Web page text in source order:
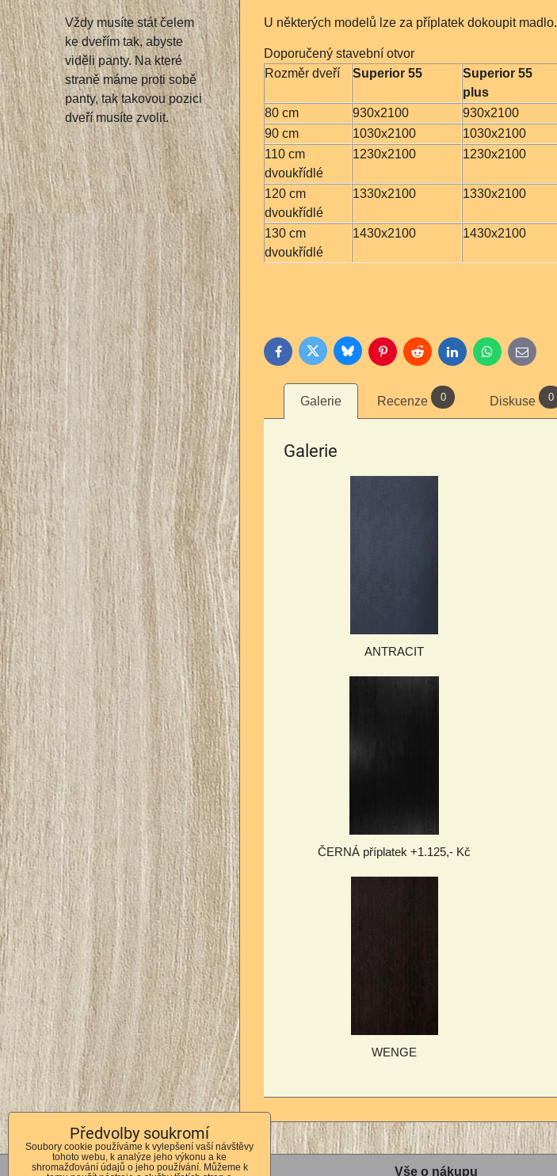
U některých modelů lze za příplatek dokoupit madlo.
Doporučený stavební otvor
Rozměr dveří
Superior 55
Superior 55
plus
80 cm 930x2100 930x2100
90 cm
1030x2100 1030x2100
110 cm
dvoukřídlé
1230x2100 1230x2100
120 cm
dvoukřídlé
1330x2100 1330x2100
130 cm
dvoukřídlé
1430x2100 1430x2100
FacebookTwitter BlueskyPinterestReddit LinkedInWhatsApp
E-
mail
Galerie Recenze 0 Diskuse 0
Galerie
ANTRACIT
ČERNÁ příplatek +1.125,- Kč
WENGE
Vždy musíte stát čelem
ke dveřím tak, abyste
viděli panty. Na které
straně máme proti sobě
panty, tak takovou pozici
dveří musíte zvolit.
Vše o nákupu
Předvolby soukromí
Soubory cookie používáme k vylepšení vaší návštěvy
tohoto webu, k analýze jeho výkonu a ke
shromažďování údajů o jeho používání. Můžeme k